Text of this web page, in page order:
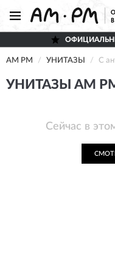
AM PM УНИТАЗЫ С
УНИТАЗЫ AM
Сейчас в